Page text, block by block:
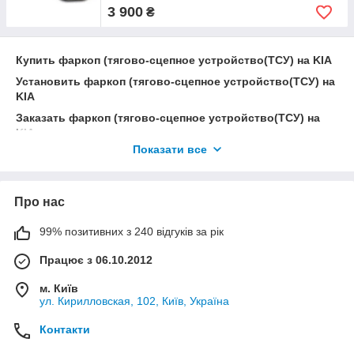
3 900 ₴
Купить фаркоп (тягово-сцепное устройство(ТСУ) на KIA
Установить фаркоп (тягово-сцепное устройство(ТСУ) на
KIA
Заказать фаркоп (тягово-сцепное устройство(ТСУ) на
KIA
Украинский фаркоп (тягово-сцепное устройство(ТСУ) на
KIA
Импортный фаркоп (тягово-сцепное устройство(ТСУ) на
KIA
Показати все
Про нас
99% позитивних з 240 відгуків за рік
Працює з 06.10.2012
м. Київ
ул. Кирилловская, 102, Київ, Україна
Контакти